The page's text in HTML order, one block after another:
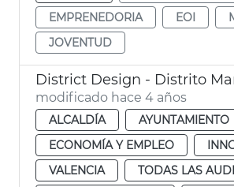
EMPRENEDORIA
EOI
JOVENTUD
modificado hace 4 años
ALCALDÍA
AYUNTAMIENTO
ECONOMÍA Y EMPLEO
VALENCIA
TODAS LAS